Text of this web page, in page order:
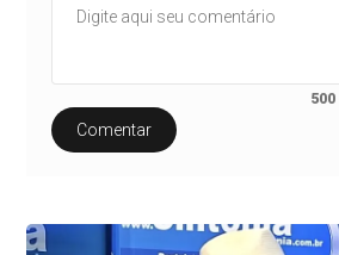
500
Comentar